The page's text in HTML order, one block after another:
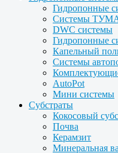
Гидропонные
Системы
DWC системы
Гидропонные
Капельный
Системы
AutoPot
Мини системы
Субстраты
Кокосовый
Почва
Керамзит
Минеральная